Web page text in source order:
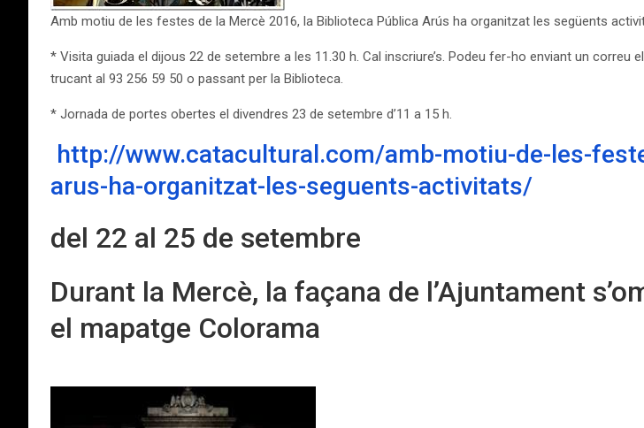
Amb motiu de les festes de la Mercè 2016, la Biblioteca Pública Arús ha organitzat les següents
* Visita guiada el dijous 22 de setembre a les 11.30 h. Cal inscriure’s. Podeu fer-ho enviant un correu
trucant al 93 256 59 50 o passant per la Biblioteca.
* Jornada de portes obertes el divendres 23 de setembre d’11 a 15 h.
http://www.catacultural.com/amb-motiu-de-les-
arus-ha-organitzat-les-seguents-activitats/
del 22 al 25 de setembre
Durant la Mercè, la façana de l’Ajuntament
el mapatge Colorama